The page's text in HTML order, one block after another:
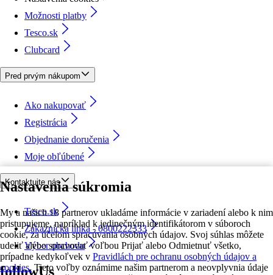
Nastavenia súkromia
My a našich 18 partnerov ukladáme informácie v zariadení alebo k nim
pristupujeme, napríklad k jedinečným identifikátorom v súboroch
cookie, za účelom spracúvania osobných údajov. Svoj súhlas môžete
udeliť alebo spravovať voľbou Prijať alebo Odmietnuť všetko,
prípadne kedykoľvek v Pravidlách pre ochranu osobných údajov a
cookies. Tieto voľby oznámime našim partnerom a neovplyvnia údaje
Možnosti platby
Tesco.sk
Clubcard
Pred prvým nákupom
Ako nakupovať
Registrácia
Objednanie doručenia
Moje obľúbené
Kontaktujte nás
Tesco.sk
Zákaznícka linka - 0800222333
Výber obchodu
followUs